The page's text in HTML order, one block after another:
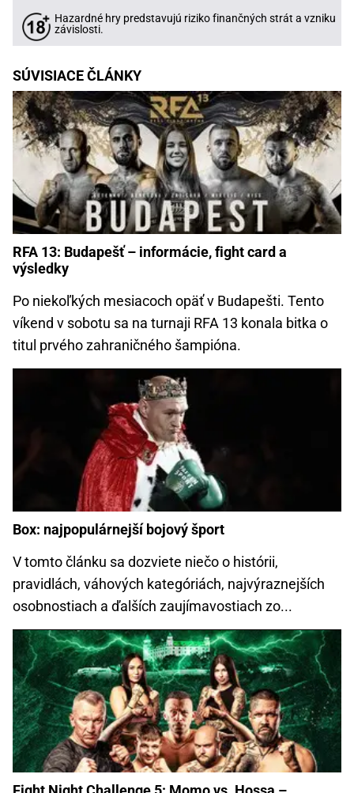
Hazardné hry predstavujú riziko finančných strát a vzniku
závislosti.
SÚVISIACE ČLÁNKY
RFA 13: Budapešť – informácie, fight card a
výsledky
Po niekoľkých mesiacoch opäť v Budapešti. Tento
víkend v sobotu sa na turnaji RFA 13 konala bitka o
titul prvého zahraničného šampióna.
Box: najpopulárnejší bojový šport
V tomto článku sa dozviete niečo o histórii,
pravidlách, váhových kategóriách, najvýraznejších
osobnostiach a ďalších zaujímavostiach zo...